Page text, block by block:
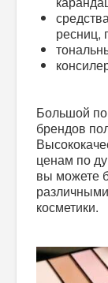
ресниц,
Большой
брендов
ценам по
вы можете
косметики.